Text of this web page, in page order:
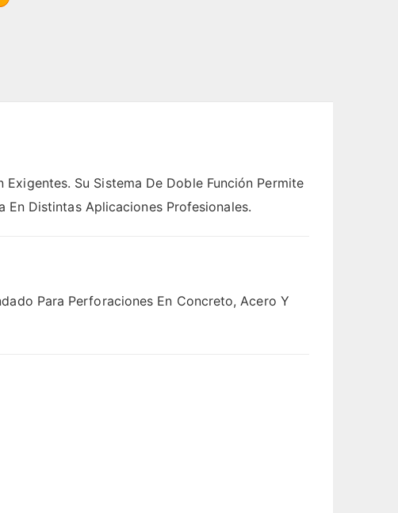
Su Sistema De Doble Función Permite
Distintas Aplicaciones Profesionales.
Para Perforaciones En Concreto, Acero Y